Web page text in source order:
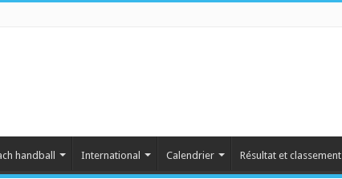
handball International Calendrier Résultat et classement